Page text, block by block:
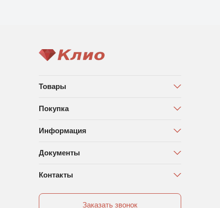
Товары
Покупка
Информация
Документы
Контакты
Заказать звонок